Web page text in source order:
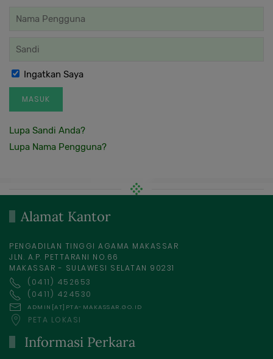
Ingatkan Saya
MASUK
Lupa Sandi Anda?
Lupa Nama Pengguna?
Alamat Kantor
PENGADILAN TINGGI AGAMA MAKASSAR
JLN. A.P. PETTARANI NO.66
MAKASSAR - SULAWESI SELATAN 90231
(0411) 452653
(0411) 424530
ADMIN[AT]PTA-MAKASSAR.GO.ID
PETA LOKASI
Informasi Perkara